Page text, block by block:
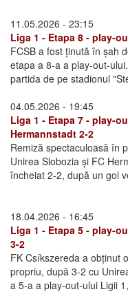
11.05.2026 - 23:15
Liga 1 - Etapa 8 - play-
FCSB a fost ținută în șah
etapa a 8-a a play-out-
partida de pe stadionul
04.05.2026 - 19:45
Liga 1 - Etapa 7 - play-
Hermannstadt 2-2
Remiză spectaculoasă în
Unirea Slobozia și FC
încheiat 2-2, după un gol
18.04.2026 - 16:45
Liga 1 - Etapa 5 - play-
3-2
FK Csíkszereda a obținut
propriu, după 3-2 cu
a 5-a a play-out-ului Ligii